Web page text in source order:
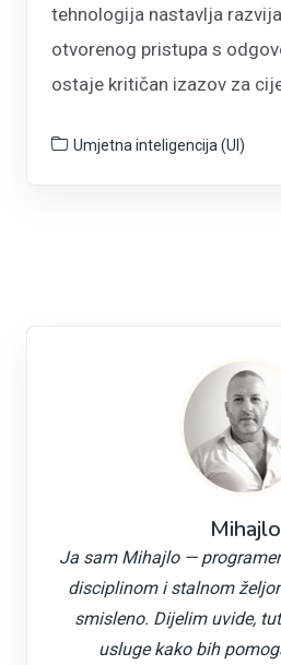
tehnologija nastavlja
otvorenog pristupa s
ostaje kritičan izazov za
Umjetna inteligencija (UI)
Mihajlo
Ja sam Mihajlo —
disciplinom i stalnom
smisleno. Dijelim uvide,
usluge kako bih